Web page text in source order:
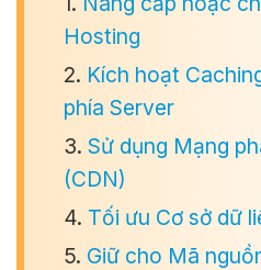
Hosting
2. Kích hoạt
phía Server
3. Sử dụng Mạng
(CDN)
4. Tối ưu Cơ sở dữ
5. Giữ cho Mã